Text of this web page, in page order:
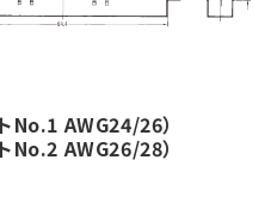
AWG24/26）
AWG26/28）